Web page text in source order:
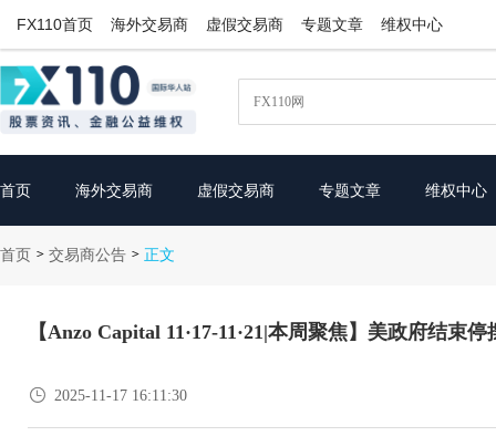
FX110首页 海外交易商 虚假交易商 专题文章 维权中心
首页 海外交易商 虚假交易商 专题文章 维权中心
首页 > 交易商公告 > 正文
【Anzo Capital 11·17-11·21|本周聚焦】美政府结束
 2025-11-17 16:11:30